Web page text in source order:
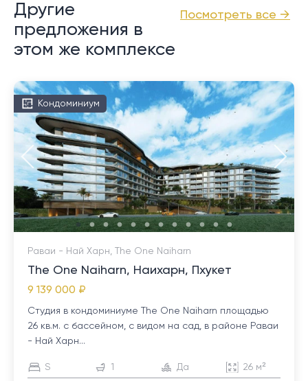
Посмотреть все →
Другие
предложения в
этом же комплексе
Кондоминиум
Раваи - Най Харн, The One Naiharn
The One Naiharn, Наихарн, Пхукет
9 139 000 ₽
Студия в кондоминиуме The One Naiharn площадью
26 кв.м. с бассейном, с видом на сад, в районе Раваи
- Най Харн...
S 1 Да 26 м²